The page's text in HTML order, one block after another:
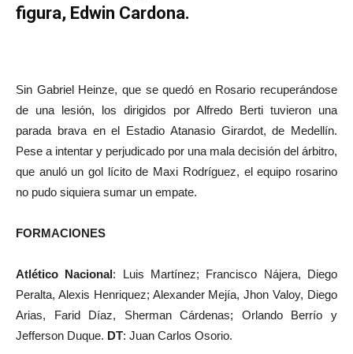
figura, Edwin Cardona.
Sin Gabriel Heinze, que se quedó en Rosario recuperándose
de una lesión, los dirigidos por Alfredo Berti tuvieron una
parada brava en el Estadio Atanasio Girardot, de Medellín.
Pese a intentar y perjudicado por una mala decisión del árbitro,
que anuló un gol lícito de Maxi Rodríguez, el equipo rosarino
no pudo siquiera sumar un empate.
FORMACIONES
Atlético Nacional: Luis Martínez; Francisco Nájera, Diego
Peralta, Alexis Henriquez; Alexander Mejía, Jhon Valoy, Diego
Arias, Farid Díaz, Sherman Cárdenas; Orlando Berrío y
Jefferson Duque. DT: Juan Carlos Osorio.